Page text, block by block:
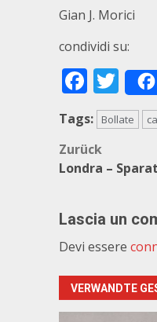
Gian J. Morici
condividi su:
Tags: Bollate
Zurück
Londra –
Lascia un
Devi essere
VERWANDTE